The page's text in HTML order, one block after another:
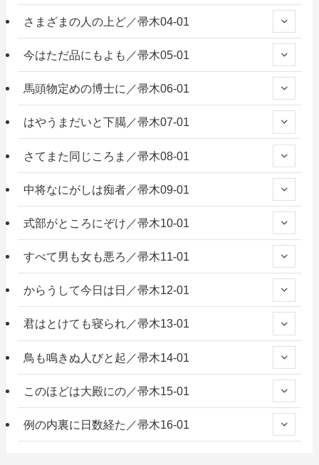
さまざまの人の上ど／帚木04-01
今はただ品にもよも／帚木05-01
馬頭物定めの博士に／帚木06-01
はやうまだいと下臈／帚木07-01
さてまた同じころま／帚木08-01
中将なにがしは痴者／帚木09-01
式部がところにぞけ／帚木10-01
すべて男も女も悪ろ／帚木11-01
からうして今日は日／帚木12-01
君はとけても寝られ／帚木13-01
鳥も鳴きぬ人びと起／帚木14-01
このほどは大殿にの／帚木15-01
例の内裏に日数経た／帚木16-01